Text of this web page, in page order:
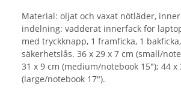
Material: oljat och vaxat nötläder,
indelning: vadderat innerfack för
med tryckknapp, 1 framficka, 1
säkerhetslås. 36 x 29 x 7 cm (small/
31 x 9 cm (medium/notebook 15"); 44 x
(large/notebook 17").